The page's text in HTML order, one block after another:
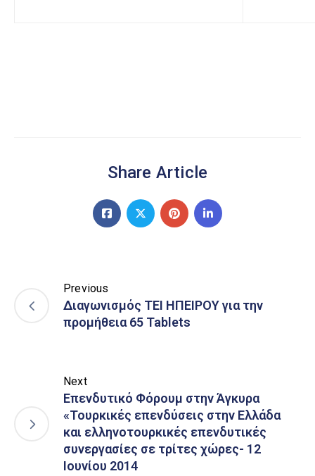
Share Article
Previous
Διαγωνισμός ΤΕΙ ΗΠΕΙΡΟΥ για την
προμήθεια 65 Tablets
Next
Επενδυτικό Φόρουμ στην Άγκυρα
«Τουρκικές επενδύσεις στην Ελλάδα
και ελληνοτουρκικές επενδυτικές
συνεργασίες σε τρίτες χώρες- 12
Ιουνίου 2014